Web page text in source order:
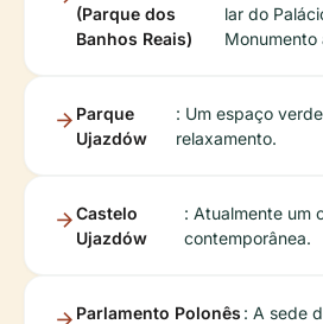
(Parque dos
Banhos Reais)
lar do
Monumento
Parque
Ujazdów
: Um espaço
relaxamento.
Castelo
Ujazdów
: Atualmente um
contemporânea.
Parlamento Polonês : A sede